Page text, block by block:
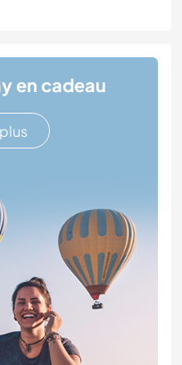
en cadeau